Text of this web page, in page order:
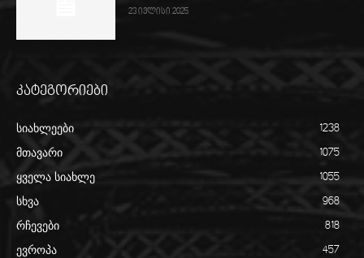
23 ივლისი 2025
კატეგორიები
სიახლეები 1238
მთავარი 1075
ყველა სიახლე 1055
სხვა 968
რჩევები 818
ევროპა 457